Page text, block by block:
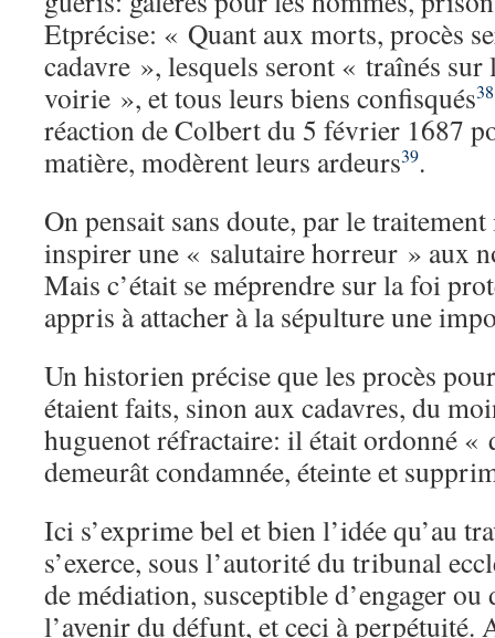
Etprécise: « Quant aux morts, procès
cadavre », lesquels seront « traînés sur
voirie », et tous leurs biens confisqués38
réaction de Colbert du 5 février 1687
matière, modèrent leurs ardeurs39.
On pensait sans doute, par le
inspirer une « salutaire horreur » aux
Mais c’était se méprendre sur la foi
appris à attacher à la sépulture une
Un historien précise que les procès
étaient faits, sinon aux cadavres, du
huguenot réfractaire: il était ordonné «
demeurât condamnée, éteinte et
Ici s’exprime bel et bien l’idée qu’au
s’exerce, sous l’autorité du tribunal
de médiation, susceptible d’engager
l’avenir du défunt, et ceci à perpétuité.